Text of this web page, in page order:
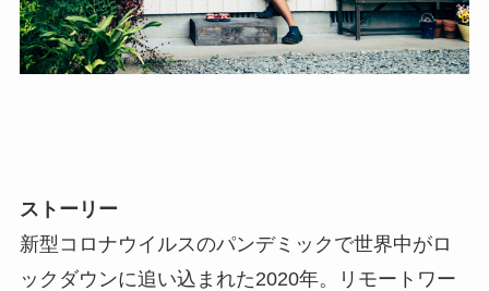
ストーリー
新型コロナウイルスのパンデミックで世界中がロ
ックダウンに追い込まれた2020年。リモートワー